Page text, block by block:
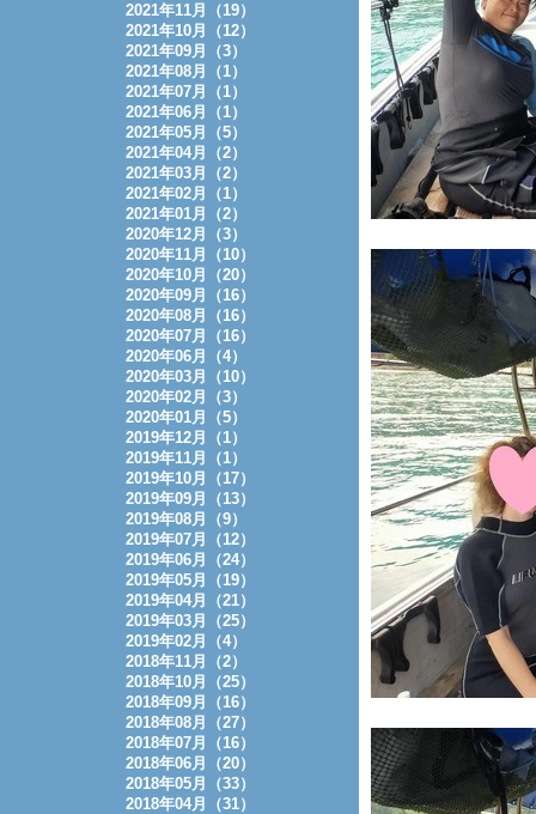
2021年11月（19）
2021年10月（12）
2021年09月（3）
2021年08月（1）
2021年07月（1）
2021年06月（1）
2021年05月（5）
2021年04月（2）
2021年03月（2）
2021年02月（1）
2021年01月（2）
2020年12月（3）
2020年11月（10）
2020年10月（20）
2020年09月（16）
2020年08月（16）
2020年07月（16）
2020年06月（4）
2020年03月（10）
2020年02月（3）
2020年01月（5）
2019年12月（1）
2019年11月（1）
2019年10月（17）
2019年09月（13）
2019年08月（9）
2019年07月（12）
2019年06月（24）
2019年05月（19）
2019年04月（21）
2019年03月（25）
2019年02月（4）
2018年11月（2）
2018年10月（25）
2018年09月（16）
2018年08月（27）
2018年07月（16）
2018年06月（20）
2018年05月（33）
2018年04月（31）